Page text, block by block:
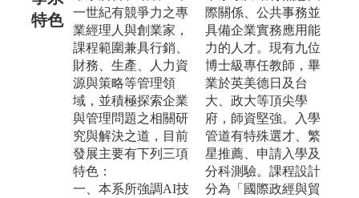
特色
一世紀有競爭力之專
業經理人與創業家，
課程範圍兼具行銷、
財務、生產、人力資
源與策略等管理領
域，並積極探索企業
與管理問題之相關研
究與解決之道，目前
發展主要有下列三項
特色：
一、本系所強調AI技
際關係、公共事務並
具備企業實務應用能
力的人才。現有九位
博士級專任教師，畢
業於英美德日及台
大、政大等頂尖學
府，師資堅強。入學
管道有特殊選才、繁
星推薦、申請入學及
分科測驗。課程設計
分為「國際政經與貿